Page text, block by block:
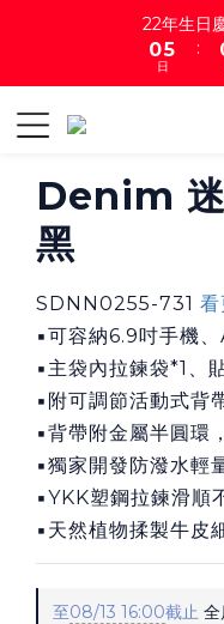
22年生日
1
0
6
5
4
日
:
Denim
黑
SDNN0255-731
▪可容納6.9吋手機
▪主袋內拉鍊袋*1、
▪附可調節活動式背
▪背帶附金屬半圓環
▪獨家開發防潑水輕
▪YKK塑鋼拉鍊滑順
▪天然植物揉製牛皮
至08/13 16:00截止 全